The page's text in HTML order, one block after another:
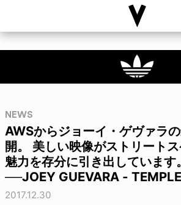
NEWS
AWSからジョーイ・ゲヴァラ
開。 美しい映像がストリート
魅力を存分に引き出しています。
──JOEY GUEVARA -
2017.12.30